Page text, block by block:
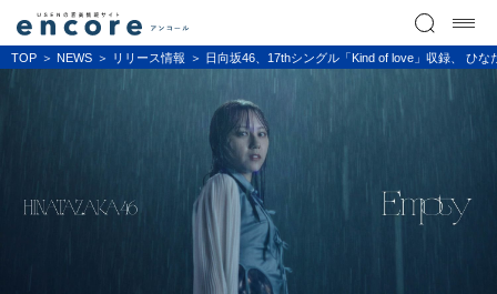
TOP NEWS リリース情報 日向坂46、17thシングル「Kind of love」収録、 ひ